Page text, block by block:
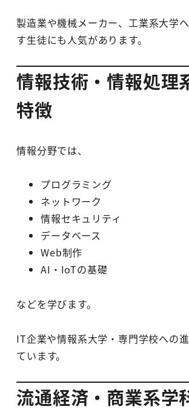
製造業や機械メーカー、工業系大学
す生徒にも人気があります。
情報技術・情報処理
特徴
情報分野では、
プログラミング
ネットワーク
情報セキュリティ
データベース
Web制作
AI・IoTの基礎
などを学びます。
IT企業や情報系大学・専門学校への
ています。
流通経済・商業系学